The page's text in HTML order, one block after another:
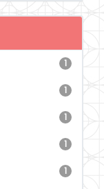
1
1
1
1
1